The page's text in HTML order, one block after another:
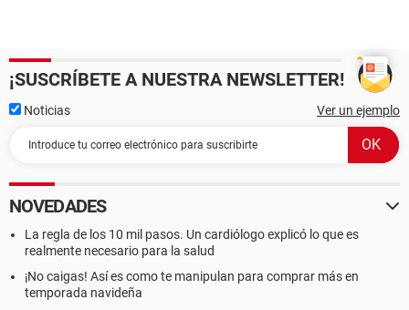
¡SUSCRÍBETE A NUESTRA NEWSLETTER!
Noticias Ver un ejemplo
NOVEDADES
La regla de los 10 mil pasos. Un cardiólogo explicó lo que es
realmente necesario para la salud
¡No caigas! Así es como te manipulan para comprar más en
temporada navideña